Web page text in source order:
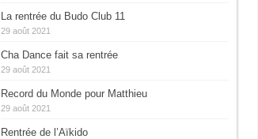
La rentrée du Budo Club 11
29 août 2021
Cha Dance fait sa rentrée
29 août 2021
Record du Monde pour Matthieu
29 août 2021
Rentrée de l’Aïkido